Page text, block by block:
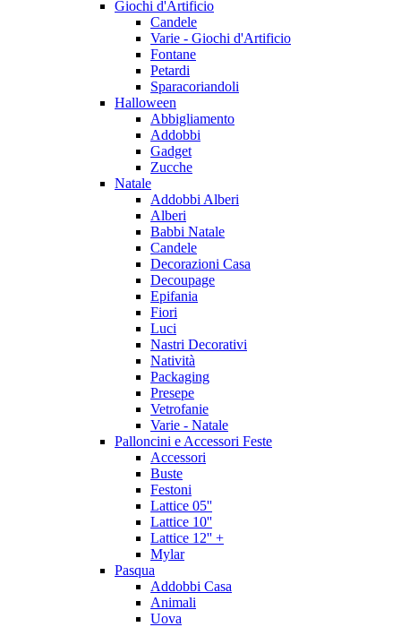
Giochi d'Artificio
Candele
Varie - Giochi d'Artificio
Fontane
Petardi
Sparacoriandoli
Halloween
Abbigliamento
Addobbi
Gadget
Zucche
Natale
Addobbi Alberi
Alberi
Babbi Natale
Candele
Decorazioni Casa
Decoupage
Epifania
Fiori
Luci
Nastri Decorativi
Natività
Packaging
Presepe
Vetrofanie
Varie - Natale
Palloncini e Accessori Feste
Accessori
Buste
Festoni
Lattice 05''
Lattice 10''
Lattice 12'' +
Mylar
Pasqua
Addobbi Casa
Animali
Uova